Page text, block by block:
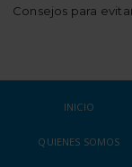
Consejos para
INICIO
QUIENES SOMOS